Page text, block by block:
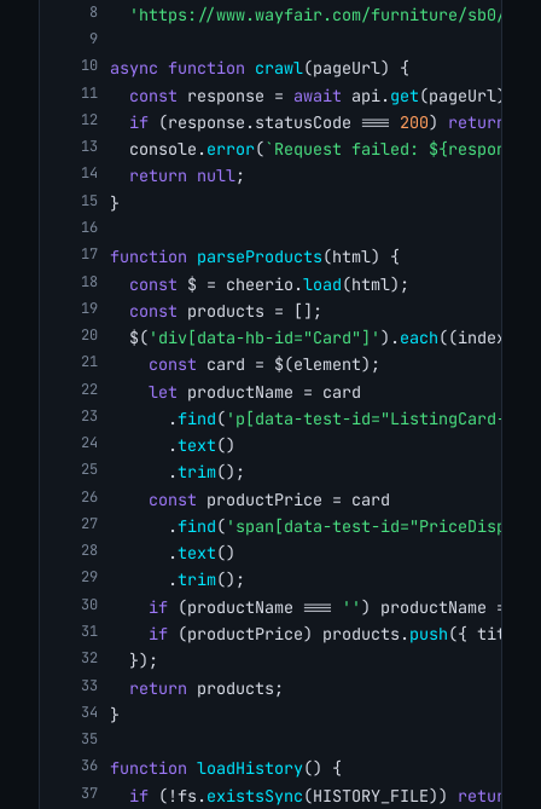
'https://www.wayfair.com/furniture/sb0/
async function crawl(pageUrl) {
const response = await api. get(pageUrl);
if (response.statusCode === 200) return
  console.
error(`Request failed:
return null;
}
function parseProducts(html) {
const $ = cheerio.load(html);
const products = [];
  $(
'div[data-hb-id="Card"]' ). each((index,
const card = $(element);
let productName = card
      .
find( 'p[data-test-id="ListingCard-
      .
text()
      .
trim();
const productPrice = card
      .
find( 'span[data-test-
      .
text()
      .
trim();
if (productName === '' ) productName =
if (productPrice) products. push({ title:
  });
return products;
}
function loadHistory() {
if (!fs. existsSync(HISTORY_FILE)) return